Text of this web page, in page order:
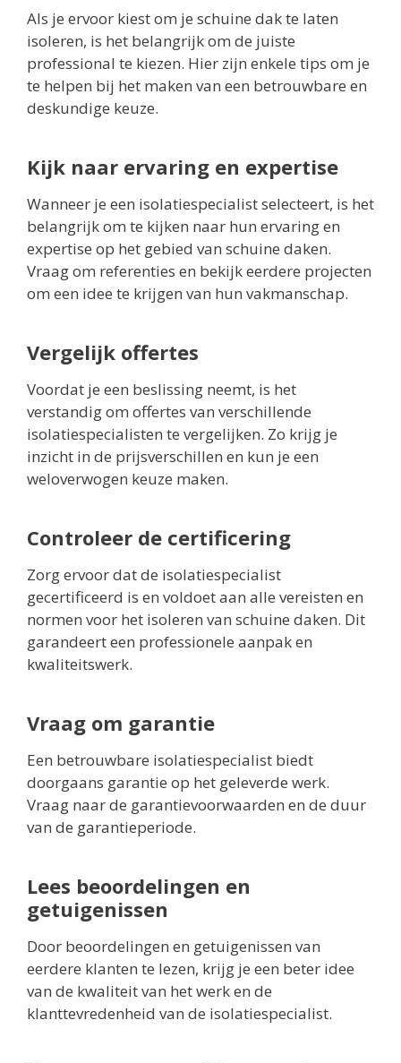
Als je ervoor kiest om je schuine dak te laten
isoleren, is het belangrijk om de juiste
professional te kiezen. Hier zijn enkele tips om je
te helpen bij het maken van een betrouwbare en
deskundige keuze.
Kijk naar ervaring en expertise
Wanneer je een isolatiespecialist selecteert, is het
belangrijk om te kijken naar hun ervaring en
expertise op het gebied van schuine daken.
Vraag om referenties en bekijk eerdere projecten
om een idee te krijgen van hun vakmanschap.
Vergelijk offertes
Voordat je een beslissing neemt, is het
verstandig om offertes van verschillende
isolatiespecialisten te vergelijken. Zo krijg je
inzicht in de prijsverschillen en kun je een
weloverwogen keuze maken.
Controleer de certificering
Zorg ervoor dat de isolatiespecialist
gecertificeerd is en voldoet aan alle vereisten en
normen voor het isoleren van schuine daken. Dit
garandeert een professionele aanpak en
kwaliteitswerk.
Vraag om garantie
Een betrouwbare isolatiespecialist biedt
doorgaans garantie op het geleverde werk.
Vraag naar de garantievoorwaarden en de duur
van de garantieperiode.
Lees beoordelingen en
getuigenissen
Door beoordelingen en getuigenissen van
eerdere klanten te lezen, krijg je een beter idee
van de kwaliteit van het werk en de
klanttevredenheid van de isolatiespecialist.